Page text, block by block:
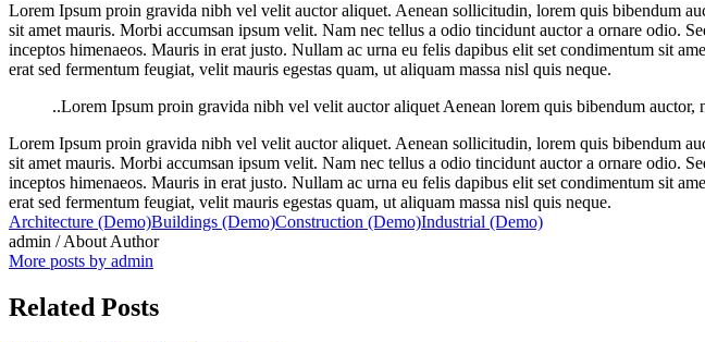
Lorem Ipsum proin gravida nibh vel velit auctor aliquet. Aenean sollicitudin, lorem quis bibendum
sit amet mauris. Morbi accumsan ipsum velit. Nam nec tellus a odio tincidunt auctor a ornare odio.
inceptos himenaeos. Mauris in erat justo. Nullam ac urna eu felis dapibus elit set condimentum sit
erat sed fermentum feugiat, velit mauris egestas quam, ut aliquam massa nisl quis neque.
..Lorem Ipsum proin gravida nibh vel velit auctor aliquet Aenean lorem quis bibendum
Lorem Ipsum proin gravida nibh vel velit auctor aliquet. Aenean sollicitudin, lorem quis bibendum
sit amet mauris. Morbi accumsan ipsum velit. Nam nec tellus a odio tincidunt auctor a ornare odio.
inceptos himenaeos. Mauris in erat justo. Nullam ac urna eu felis dapibus elit set condimentum sit
erat sed fermentum feugiat, velit mauris egestas quam, ut aliquam massa nisl quis neque.
Architecture (Demo)Buildings (Demo)Construction (Demo)Industrial (Demo)
admin / About Author
More posts by admin
Related Posts